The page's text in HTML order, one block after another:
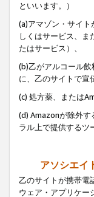
といいます。）
(a)アマゾン・サイ
しくはサービス、ま
たはサービス）、
(b)乙がアルコール
に、乙のサイトで宣
(c) 処方薬、または
(d) Amazonが除外
ラル上で提供するツ
アソシエイ
乙のサイトが携帯電
ウェア・アプリケー